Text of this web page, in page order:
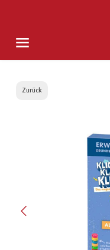
Zurück
Bildergalerie überspringen